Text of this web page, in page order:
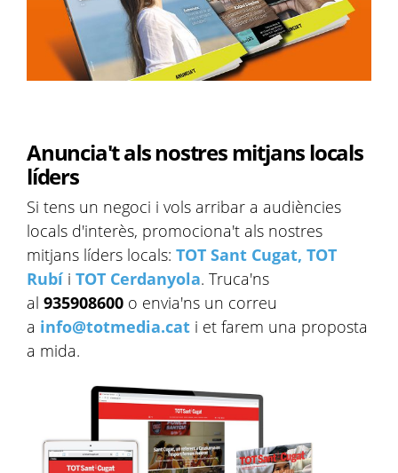
Anuncia't als nostres mitjans locals
líders
Si tens un negoci i vols arribar a audiències
locals d'interès, promociona't als nostres
mitjans líders locals: TOT Sant Cugat, TOT
Rubí i TOT Cerdanyola. Truca'ns
al 935908600 o envia'ns un correu
a info@totmedia.cat i et farem una proposta
a mida.